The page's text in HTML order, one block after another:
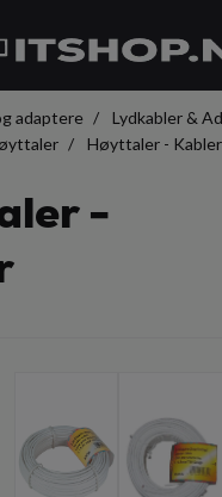
adaptere
Lydkabler &
Høyttaler - Kabler
-